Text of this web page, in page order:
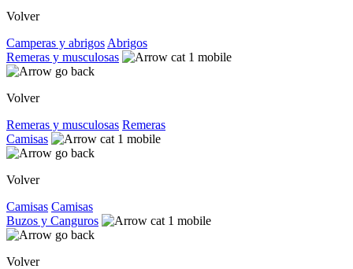
Volver
Camperas y abrigos Abrigos
Remeras y musculosas
Volver
Remeras y musculosas Remeras
Camisas
Volver
Camisas Camisas
Buzos y Canguros
Volver